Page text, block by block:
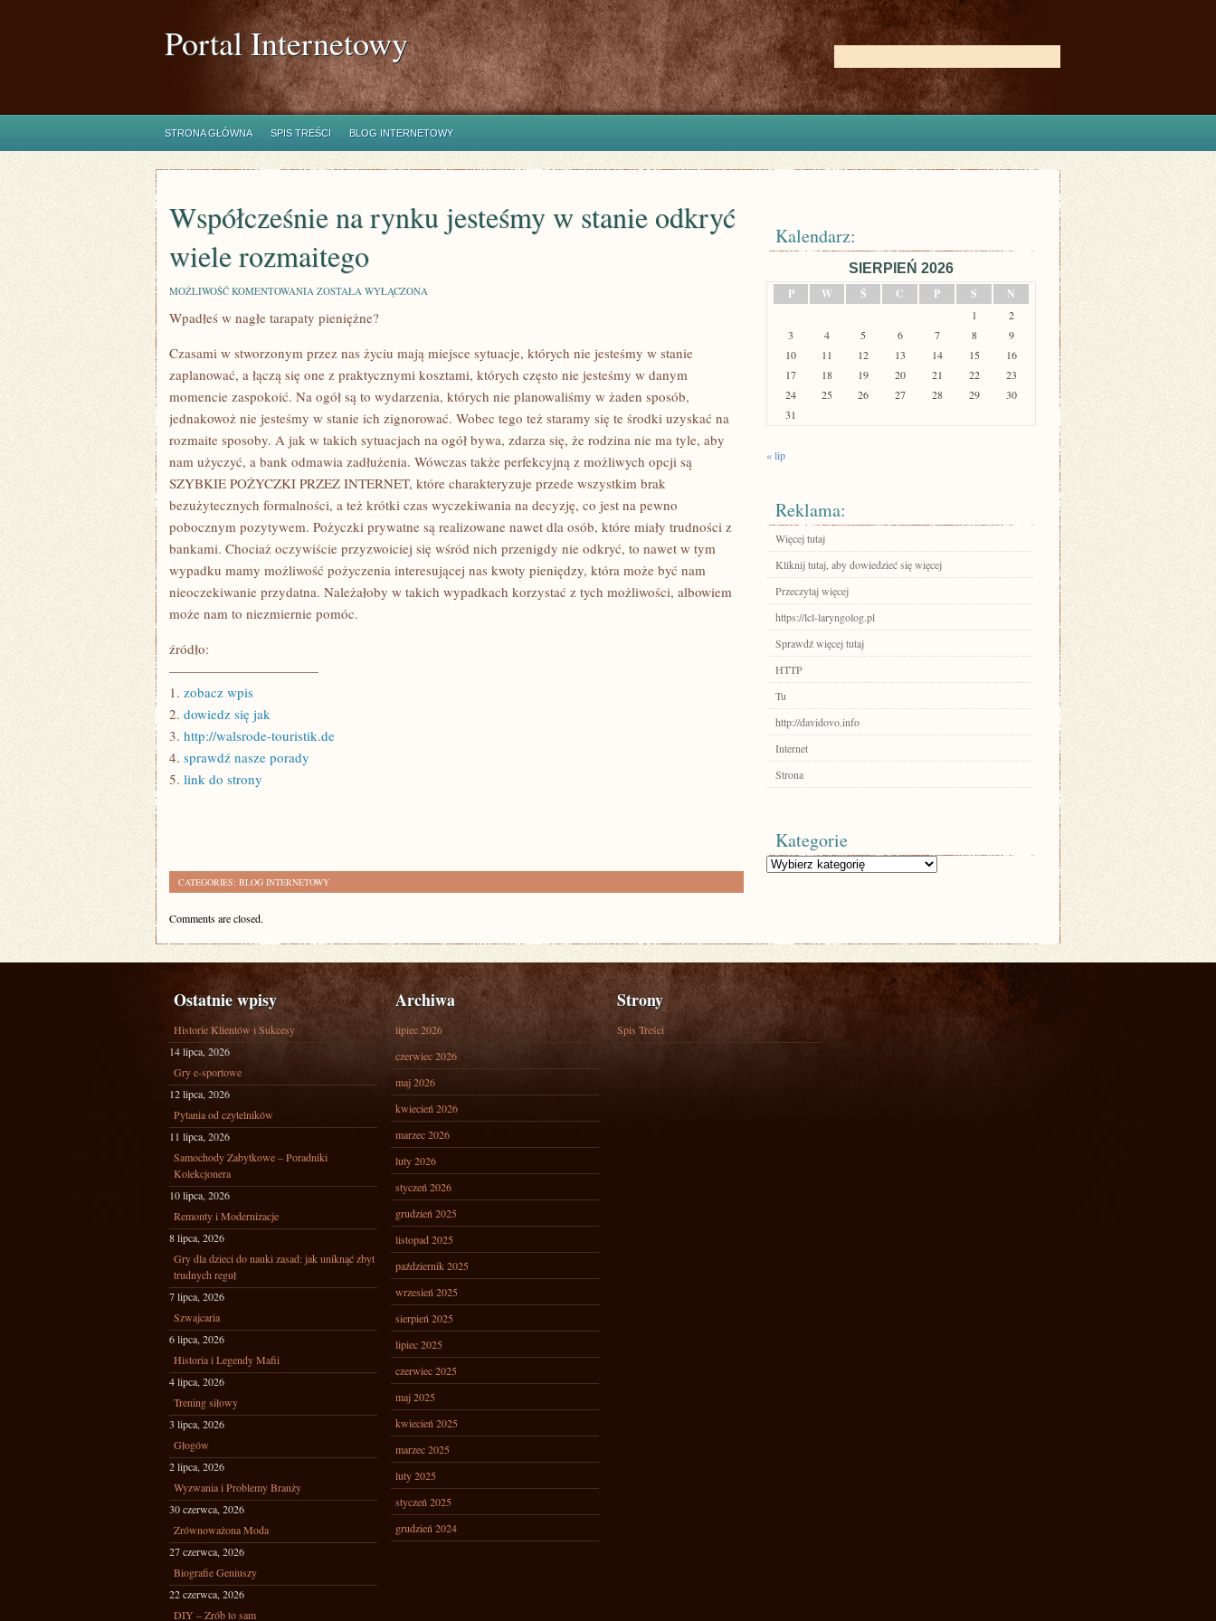
Portal Internetowy
STRONA GŁÓWNA SPIS TREŚCI BLOG INTERNETOWY
Współcześnie na rynku jesteśmy w stanie odkryć
wiele rozmaitego
MOŻLIWOŚĆ KOMENTOWANIA WSPÓŁCZEŚNIE
RYNKU
JESTEŚMY
STANIE
ODKRYĆ
WIELE
ROZMAITEGO
ZOSTAŁA WYŁĄCZONA
Wpadłeś w nagłe tarapaty pieniężne?
Czasami w stworzonym przez nas życiu mają miejsce sytuacje, których nie jesteśmy w stanie
zaplanować, a łączą się one z praktycznymi kosztami, których często nie jesteśmy w danym
momencie zaspokoić. Na ogół są to wydarzenia, których nie planowaliśmy w żaden sposób,
jednakowoż nie jesteśmy w stanie ich zignorować. Wobec tego też staramy się te środki uzyskać na
rozmaite sposoby. A jak w takich sytuacjach na ogół bywa, zdarza się, że rodzina nie ma tyle, aby
nam użyczyć, a bank odmawia zadłużenia. Wówczas także perfekcyjną z możliwych opcji są
SZYBKIE POŻYCZKI PRZEZ INTERNET, które charakteryzuje przede wszystkim brak
bezużytecznych formalności, a też krótki czas wyczekiwania na decyzję, co jest na pewno
pobocznym pozytywem. Pożyczki prywatne są realizowane nawet dla osób, które miały trudności z
bankami. Chociaż oczywiście przyzwoiciej się wśród nich przenigdy nie odkryć, to nawet w tym
wypadku mamy możliwość pożyczenia interesującej nas kwoty pieniędzy, która może być nam
nieoczekiwanie przydatna. Należałoby w takich wypadkach korzystać z tych możliwości, albowiem
może nam to niezmiernie pomóc.
źródło:
———————————
1. zobacz wpis
2. dowiedz się jak
3. http://walsrode-touristik.de
4. sprawdź nasze porady
5. link do strony
CATEGORIES: BLOG INTERNETOWY
Comments are closed.
Kalendarz:
SIERPIEŃ 2026
P
W Ś C P S N
1
2
3
4 5 6 7 8
9
10
11 12 13 14 15
16
17
18 19 20 21 22
23
24
25 26 27 28 29
30
31
« lip
Reklama:
Więcej tutaj
Kliknij tutaj, aby dowiedzieć się więcej
Przeczytaj więcej
https://lcl-laryngolog.pl
Sprawdź więcej tutaj
HTTP
Tu
http://davidovo.info
Internet
Strona
Kategorie
Kategorie
Ostatnie wpisy
Historie Klientów i Sukcesy
14 lipca, 2026
Gry e-sportowe
12 lipca, 2026
Pytania od czytelników
11 lipca, 2026
Samochody Zabytkowe – Poradniki
Kolekcjonera
10 lipca, 2026
Remonty i Modernizacje
8 lipca, 2026
Gry dla dzieci do nauki zasad: jak uniknąć zbyt
trudnych reguł
7 lipca, 2026
Szwajcaria
6 lipca, 2026
Historia i Legendy Mafii
4 lipca, 2026
Trening siłowy
3 lipca, 2026
Głogów
2 lipca, 2026
Wyzwania i Problemy Branży
30 czerwca, 2026
Zrównoważona Moda
27 czerwca, 2026
Biografie Geniuszy
22 czerwca, 2026
DIY – Zrób to sam
Archiwa
lipiec 2026
czerwiec 2026
maj 2026
kwiecień 2026
marzec 2026
luty 2026
styczeń 2026
grudzień 2025
listopad 2025
październik 2025
wrzesień 2025
sierpień 2025
lipiec 2025
czerwiec 2025
maj 2025
kwiecień 2025
marzec 2025
luty 2025
styczeń 2025
grudzień 2024
Strony
Spis Treści